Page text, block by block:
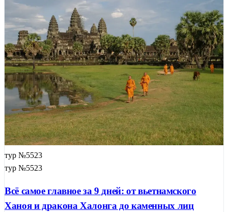
тур №5523
тур №5523
Всё самое главное за 9 дней: от вьетнамского
Ханоя и дракона Халонга до каменных лиц